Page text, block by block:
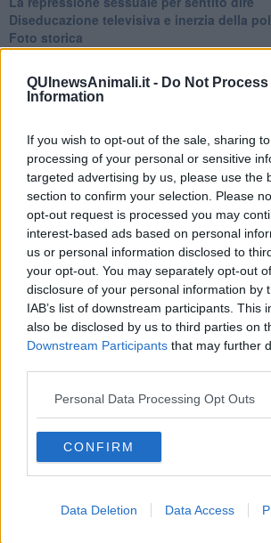
QUInewsAnimali.it - Do Not
Information
If you wish to opt-out of the sale, sharing
processing of your personal or sensitive
targeted advertising by us, please use the
section to confirm your selection. Please
opt-out request is processed you may
interest-based ads based on personal
us or personal information disclosed to
your opt-out. You may separately opt-out
disclosure of your personal information by
IAB’s list of downstream participants. This
also be disclosed by us to third parties on
Downstream Participants that may further
Personal Data Processing Opt Outs
CONFIRM
Data Deletion Data Access
Diseducazione televisiva e inerzia della
Foto storica
Esequie solenni
Nostalgia del sangue blu
Teste calde
Da Capodanno a Carnevale
Schizzi di fango
Sor-riso amaro
Fine anno al ristorante
La festa di Capodanno
Natale 2024
Re e regnanti
A noi interessa il dito non la luna
Come rubare allo stato e vivere felici
Una performance
Il compagno
​Io (allo specchio)
Passato, presente, futuro
La virtù del non fare
L'ultimo post
Leggendo l'Eneide
​(In)sicurezza stradale
Il decalogo del politico
Solitudine